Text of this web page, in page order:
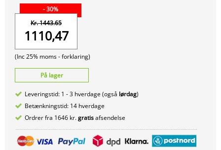
- 30%
Kr. 1443.65
1110,47
(Inc 25% moms -forklaring)
På lager
Leveringstid: 1 - 3 hverdage (også lørdag)
Betænkningstid: 14 hverdage
Ordrer fra 1646 kr.gratisafsendelse